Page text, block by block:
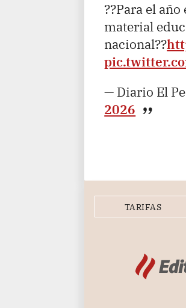
??Para el
material
nacional??
— Diario El
2026
TARIFAS